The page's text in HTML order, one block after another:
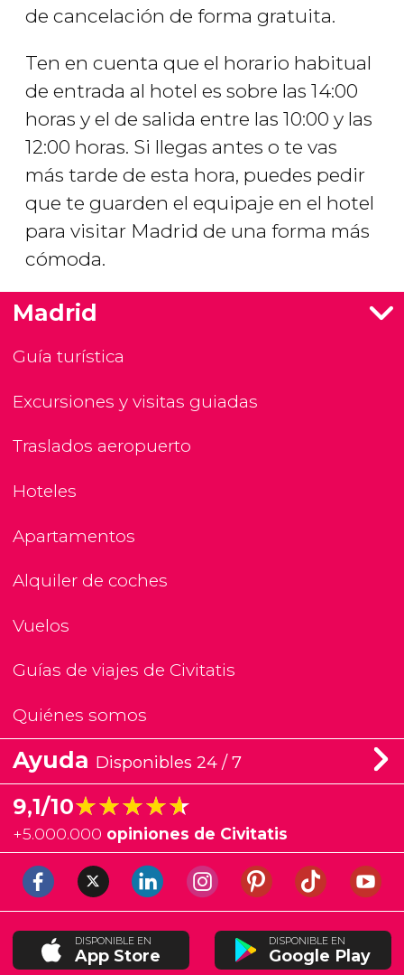
de cancelación de forma gratuita.
Ten en cuenta que el horario habitual
de entrada al hotel es sobre las 14:00
horas y el de salida entre las 10:00 y las
12:00 horas. Si llegas antes o te vas
más tarde de esta hora, puedes pedir
que te guarden el equipaje en el hotel
para visitar Madrid de una forma más
cómoda.
Madrid
Guía turística
Excursiones y visitas guiadas
Traslados aeropuerto
Hoteles
Apartamentos
Alquiler de coches
Vuelos
Guías de viajes de Civitatis
Quiénes somos
Ayuda Disponibles 24 / 7
9,1/10★★★★★
★★★★★
+5.000.000 opiniones de Civitatis
DISPONIBLE EN
App Store
DISPONIBLE EN
Google Play